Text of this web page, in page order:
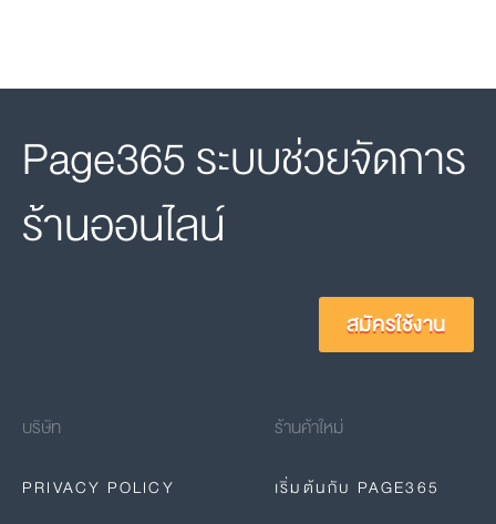
Page365 ระบบช่วยจัดการ
ร้านออนไลน์
สมัครใช้งาน
บริษัท
PRIVACY POLICY
ร้านค้าใหม่
เริ่มต้นกับ PAGE365